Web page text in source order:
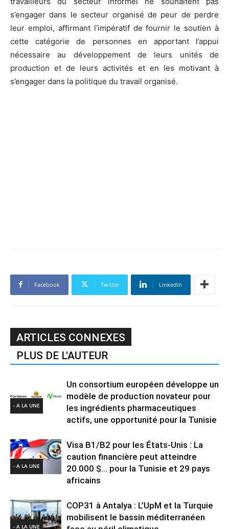
s’engager dans le secteur organisé de peur de perdre
leur emploi, affirmant l’impératif de fournir le soutien à
cette catégorie de personnes en apportant l’appui
nécessaire au développement de leurs unités de
production et de leurs activités et en les motivant à
s’engager dans la politique du travail organisé.
Facebook Twitter Linkedin
ARTICLES CONNEXES
PLUS DE L'AUTEUR
- A LA UNE
Un consortium européen développe un
modèle de production novateur pour
les ingrédients pharmaceutiques
actifs, une opportunité pour la Tunisie
- A LA UNE
Visa B1/B2 pour les États-Unis : La
caution financière peut atteindre
20.000 $… pour la Tunisie et 29 pays
africains
- A LA UNE
COP31 à Antalya : L’UpM et la Turquie
mobilisent le bassin méditerranéen